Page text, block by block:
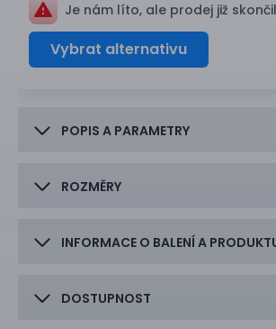
Je nám líto, ale prodej již skončil
Vybrat alternativu
POPIS A PARAMETRY
ROZMĚRY
INFORMACE O BALENÍ A
DOSTUPNOST